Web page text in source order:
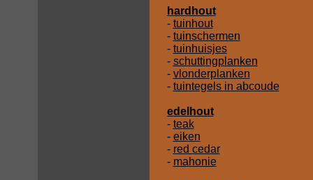
hardhout
- tuinhout
- tuinschermen
- tuinhuisjes
- schuttingplanken
- vlonderplanken
- tuintegels in abcoude
edelhout
- teak
- eiken
- red cedar
- mahonie